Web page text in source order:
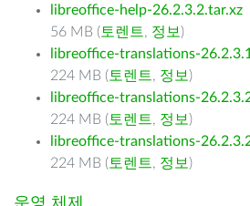
libreoffice-help-26.2.3.2.tar.xz
56 MB ( 토렌트, 정보 )
libreoffice-translations-
224 MB ( 토렌트, 정보 )
libreoffice-translations-
224 MB ( 토렌트, 정보 )
libreoffice-translations-
224 MB ( 토렌트, 정보 )